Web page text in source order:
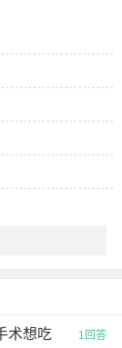
术想吃 1回答